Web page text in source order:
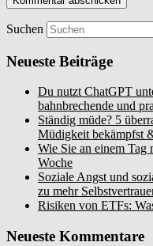
Suchen
Neueste Beiträge
Du nutzt ChatGPT
bahnbrechende und
Ständig müde? 5
Müdigkeit bekämpfst
Wie Sie an einem Tag
Woche
Soziale Angst und
zu mehr
Risiken von ETFs:
Neueste Kommentare